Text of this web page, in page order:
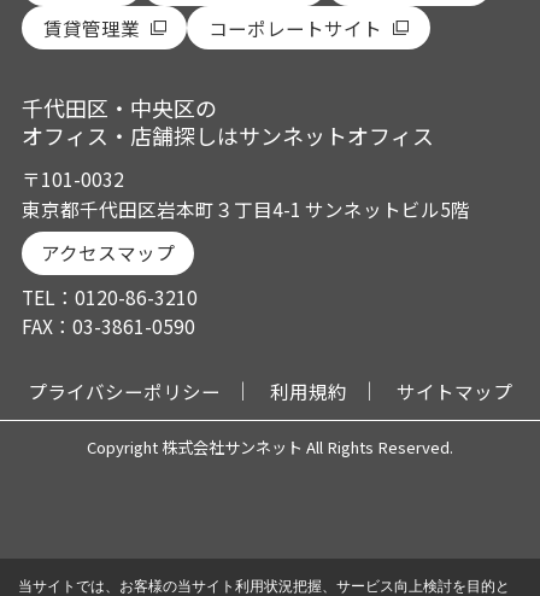
賃貸管理業
コーポレートサイト
千代田区・中央区の
オフィス・店舗探しはサンネットオフィス
〒101-0032
東京都千代田区岩本町３丁目4-1 サンネットビル5階
アクセスマップ
TEL：0120-86-3210
FAX：03-3861-0590
プライバシーポリシー 利用規約 サイトマップ
Copyright 株式会社サンネット All Rights Reserved.
当サイトでは、お客様の当サイト利用状況把握、サービス向上検討を目的と